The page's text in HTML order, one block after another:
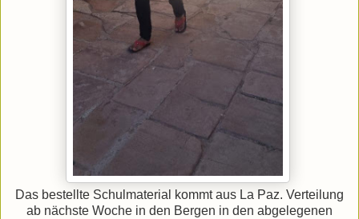
Das bestellte Schulmaterial kommt aus La Paz. Verteilung
ab nächste Woche in den Bergen in den abgelegenen